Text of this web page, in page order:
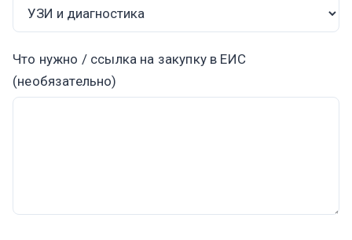
Что нужно / ссылка на закупку в ЕИС
(необязательно)